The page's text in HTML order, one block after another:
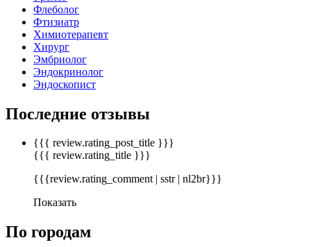
Флеболог
Фтизиатр
Химиотерапевт
Хирург
Эмбриолог
Эндокринолог
Эндоскопист
Последние отзывы
{{{ review.rating_post_title }}}
{{{ review.rating_title }}}
{{{review.rating_comment | sstr | nl2br}}}
Показать
По городам